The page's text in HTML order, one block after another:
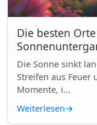
Die besten
Die Sonne sinkt
Streifen aus Feuer
Momente, i...
Weiterlesen→